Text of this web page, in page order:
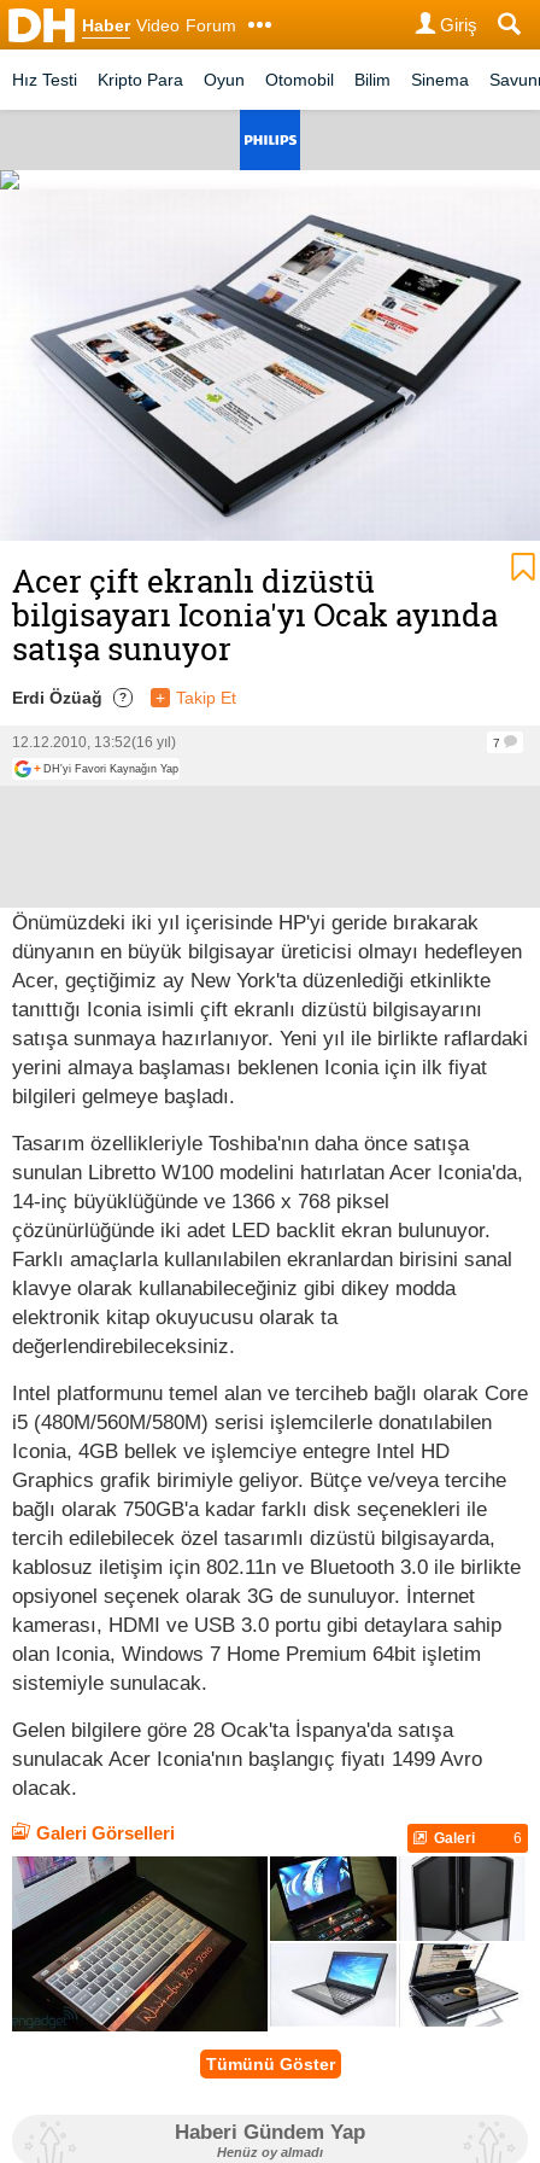
Haber Video Forum Giriş
Hız Testi Kripto Para Oyun Otomobil Bilim Sinema
Acer çift ekranlı dizüstü
bilgisayarı Iconia'yı Ocak ayında
satışa sunuyor
Erdi Özüağ ? + Takip Et
12.12.2010, 13:52(16 yıl)
7
+ DH'yi Favori Kaynağın Yap
Önümüzdeki iki yıl içerisinde HP'yi geride bırakarak
dünyanın en büyük bilgisayar üreticisi olmayı hedefleyen
Acer, geçtiğimiz ay New York'ta düzenlediği etkinlikte
tanıttığı Iconia isimli çift ekranlı dizüstü bilgisayarını
satışa sunmaya hazırlanıyor. Yeni yıl ile birlikte raflardaki
yerini almaya başlaması beklenen Iconia için ilk fiyat
bilgileri gelmeye başladı.
Tasarım özellikleriyle Toshiba'nın daha önce satışa
sunulan Libretto W100 modelini hatırlatan Acer Iconia'da,
14-inç büyüklüğünde ve 1366 x 768 piksel
çözünürlüğünde iki adet LED backlit ekran bulunuyor.
Farklı amaçlarla kullanılabilen ekranlardan birisini sanal
klavye olarak kullanabileceğiniz gibi dikey modda
elektronik kitap okuyucusu olarak ta
değerlendirebileceksiniz.
Intel platformunu temel alan ve terciheb bağlı olarak Core
i5 (480M/560M/580M) serisi işlemcilerle donatılabilen
Iconia, 4GB bellek ve işlemciye entegre Intel HD
Graphics grafik birimiyle geliyor. Bütçe ve/veya tercihe
bağlı olarak 750GB'a kadar farklı disk seçenekleri ile
tercih edilebilecek özel tasarımlı dizüstü bilgisayarda,
kablosuz iletişim için 802.11n ve Bluetooth 3.0 ile birlikte
opsiyonel seçenek olarak 3G de sunuluyor. İnternet
kamerası, HDMI ve USB 3.0 portu gibi detaylara sahip
olan Iconia, Windows 7 Home Premium 64bit işletim
sistemiyle sunulacak.
Gelen bilgilere göre 28 Ocak'ta İspanya'da satışa
sunulacak Acer Iconia'nın başlangıç fiyatı 1499 Avro
olacak.
Galeri Görselleri Galeri 6
Tümünü Göster
Haberi Gündem Yap
Henüz oy almadı